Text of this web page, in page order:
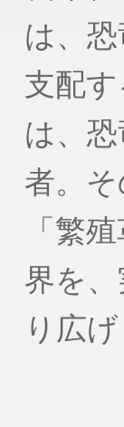
は、
支配
は、
者。
「繁
界を
り広